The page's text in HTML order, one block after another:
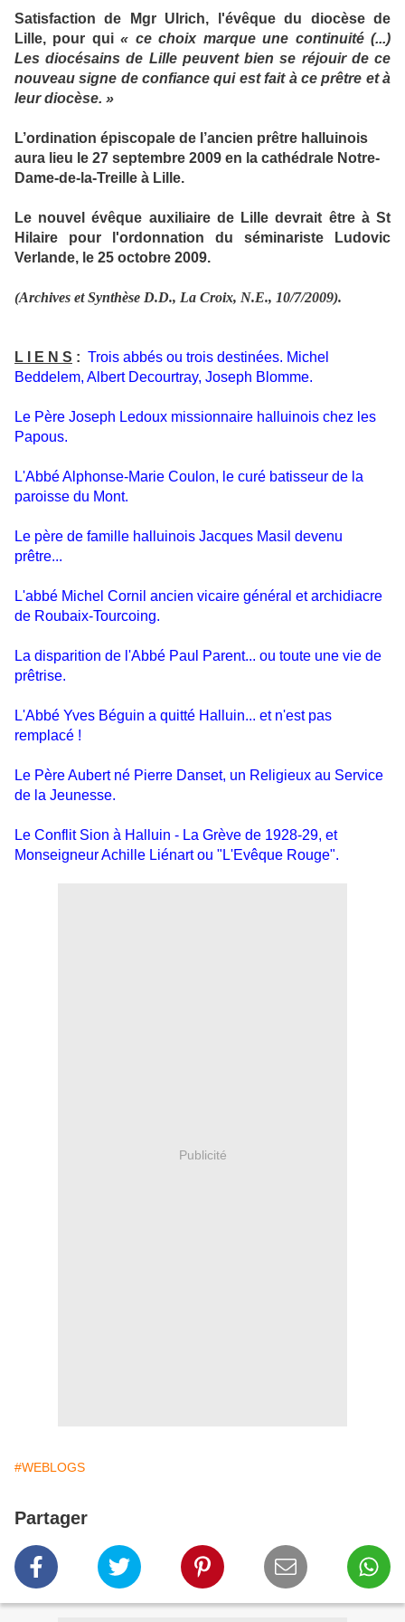
Satisfaction de Mgr Ulrich, l'évêque du diocèse de
Lille, pour qui« ce choix marque une continuité (...)
Les diocésains de Lille peuvent bien se réjouir de ce
nouveau signe de confiance qui est fait à ce prêtre et à
leur diocèse. »
L’ordination épiscopale de l’ancien prêtre halluinois
aura lieu le 27 septembre 2009 en la cathédrale Notre-
Dame-de-la-Treille à Lille.
Le nouvel évêque auxiliaire de Lille devrait être à St
Hilaire pour l'ordonnation du séminariste Ludovic
Verlande, le 25 octobre 2009.
(Archives et Synthèse D.D., La Croix, N.E., 10/7/2009).
L I E N S : Trois abbés ou trois destinées. Michel
Beddelem, Albert Decourtray, Joseph Blomme.
Le Père Joseph Ledoux missionnaire halluinois chez les
Papous.
L'Abbé Alphonse-Marie Coulon, le curé batisseur de la
paroisse du Mont.
Le père de famille halluinois Jacques Masil devenu
prêtre...
L'abbé Michel Cornil ancien vicaire général et archidiacre
de Roubaix-Tourcoing.
La disparition de l'Abbé Paul Parent... ou toute une vie de
prêtrise.
L'Abbé Yves Béguin a quitté Halluin... et n'est pas
remplacé !
Le Père Aubert né Pierre Danset, un Religieux au Service
de la Jeunesse.
Le Conflit Sion à Halluin - La Grève de 1928-29, et
Monseigneur Achille Liénart ou "L'Evêque Rouge".
Publicité
#WEBLOGS
Partager